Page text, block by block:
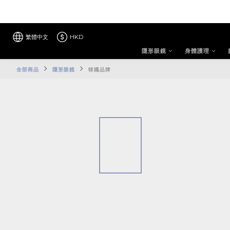
繁體中文
HKD
隱形眼鏡
身體護理
全部商品 隱形眼鏡 韓國品牌